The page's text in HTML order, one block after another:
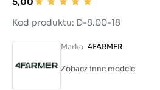
Kod produktu: D-8.00-18
Marka 4FARMER
Zobacz inne modele